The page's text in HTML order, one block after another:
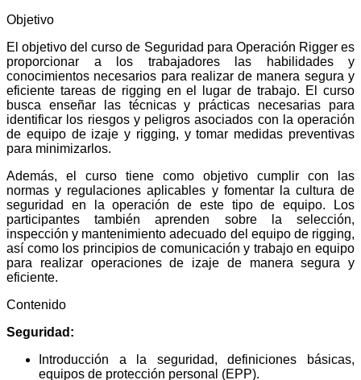
Objetivo
El objetivo del curso de Seguridad para Operación Rigger es
proporcionar a los trabajadores las habilidades y
conocimientos necesarios para realizar de manera segura y
eficiente tareas de rigging en el lugar de trabajo. El curso
busca enseñar las técnicas y prácticas necesarias para
identificar los riesgos y peligros asociados con la operación
de equipo de izaje y rigging, y tomar medidas preventivas
para minimizarlos.
Además, el curso tiene como objetivo cumplir con las
normas y regulaciones aplicables y fomentar la cultura de
seguridad en la operación de este tipo de equipo. Los
participantes también aprenden sobre la selección,
inspección y mantenimiento adecuado del equipo de rigging,
así como los principios de comunicación y trabajo en equipo
para realizar operaciones de izaje de manera segura y
eficiente.
Contenido
Seguridad:
Introducción a la seguridad, definiciones básicas,
equipos de protección personal (EPP).